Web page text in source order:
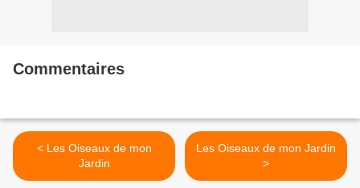
Commentaires
< Les Oiseaux de mon
Jardin
Les Oiseaux de mon Jardin
>